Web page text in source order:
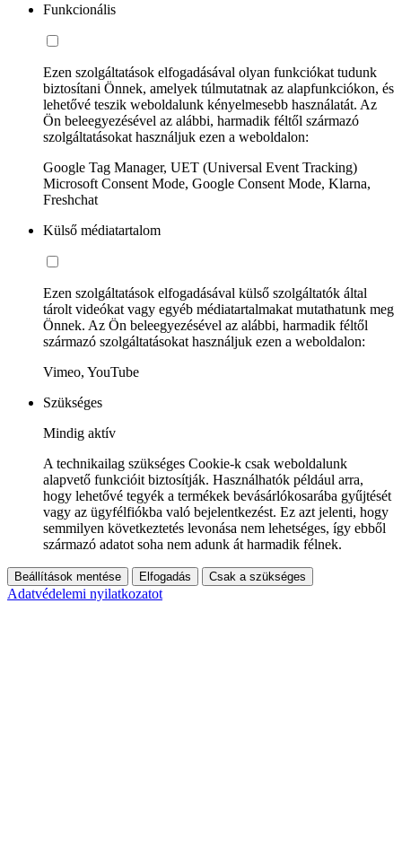
Funkcionális
Ezen szolgáltatások elfogadásával olyan funkciókat tudunk
biztosítani Önnek, amelyek túlmutatnak az alapfunkciókon, és
lehetővé teszik weboldalunk kényelmesebb használatát. Az
Ön beleegyezésével az alábbi, harmadik féltől származó
szolgáltatásokat használjuk ezen a weboldalon:
Google Tag Manager, UET (Universal Event Tracking)
Microsoft Consent Mode, Google Consent Mode, Klarna,
Freshchat
Külső médiatartalom
Ezen szolgáltatások elfogadásával külső szolgáltatók által
tárolt videókat vagy egyéb médiatartalmakat mutathatunk meg
Önnek. Az Ön beleegyezésével az alábbi, harmadik féltől
származó szolgáltatásokat használjuk ezen a weboldalon:
Vimeo, YouTube
Szükséges
Mindig aktív
A technikailag szükséges Cookie-k csak weboldalunk
alapvető funkcióit biztosítják. Használhatók például arra,
hogy lehetővé tegyék a termékek bevásárlókosarába gyűjtését
vagy az ügyfélfiókba való bejelentkezést. Ez azt jelenti, hogy
semmilyen következtetés levonása nem lehetséges, így ebből
származó adatot soha nem adunk át harmadik félnek.
Beállítások mentése Elfogadás Csak a szükséges
Adatvédelemi nyilatkozatot